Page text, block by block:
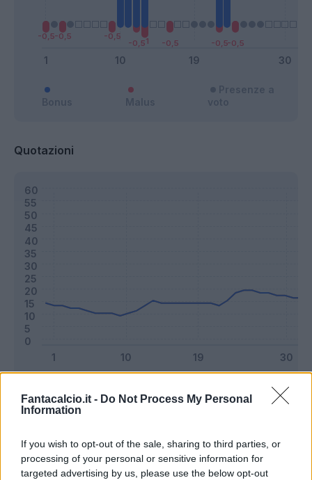
Fantacalcio.it - Do Not Process My Personal
Information
If you wish to opt-out of the sale, sharing to third parties, or
processing of your personal or sensitive information for
targeted advertising by us, please use the below opt-out
Quotazioni
Riepilogo stagione
Titolare 20 - 52